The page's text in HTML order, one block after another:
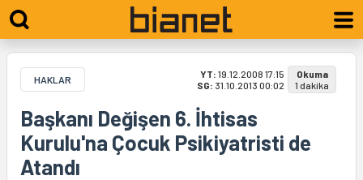
HAKLAR YT: 19.12.2008 17:15
SG: 31.10.2013 00:02
Okuma
1 dakika
Başkanı Değişen 6. İhtisas
Kurulu'na Çocuk Psikiyatristi de
Atandı